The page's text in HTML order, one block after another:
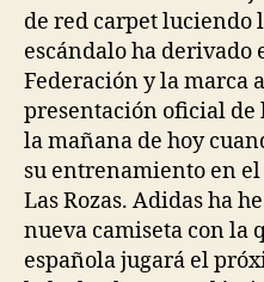
de red carpet luciendo
escándalo ha derivado
Federación y la marca
presentación oficial de
la mañana de hoy
su entrenamiento en
Las Rozas. Adidas ha
nueva camiseta con la
española jugará el